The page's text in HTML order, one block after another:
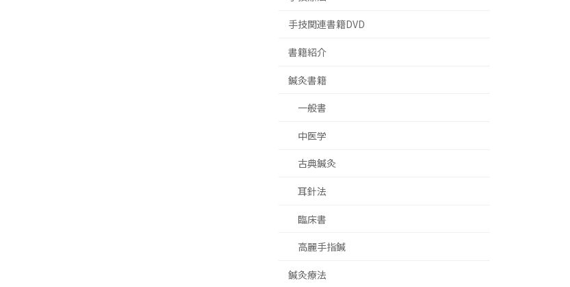
手技関連書籍DVD
書籍紹介
鍼灸書籍
一般書
中医学
古典鍼灸
耳針法
臨床書
高麗手指鍼
鍼灸療法